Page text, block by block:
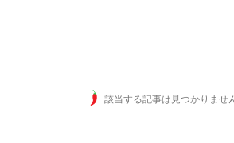
該当する記事は見つかりませ